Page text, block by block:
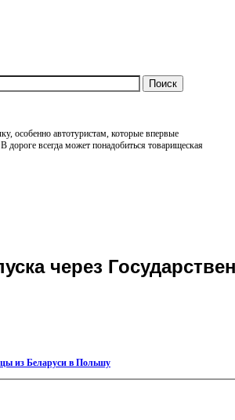
особенно автотуристам, которые впервые
дороге всегда может понадобиться товарищеская
через
из Беларуси в Польшу